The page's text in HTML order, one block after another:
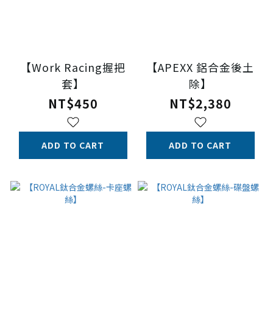
【Work Racing握把
套】
NT$450
ADD TO CART
【APEXX 鋁合金後土
除】
NT$2,380
ADD TO CART